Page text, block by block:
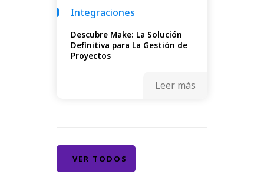
Integraciones
Descubre Make: La Solución
Definitiva para La Gestión de
Proyectos
Leer más
VER TODOS